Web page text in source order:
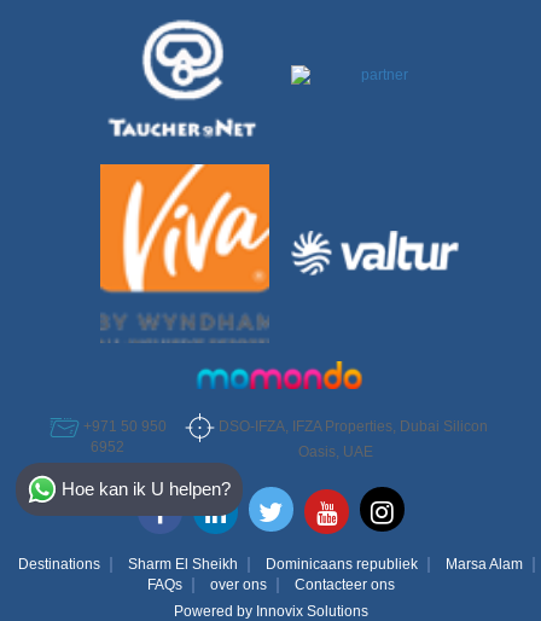
+971 50 950
6952
DSO-IFZA, IFZA Properties, Dubai Silicon
Oasis, UAE
Destinations Sharm El Sheikh Dominicaans republiek
Marsa Alam
FAQs
over ons
Contacteer ons
Powered by Innovix Solutions
Hoe kan ik U helpen?
Select Destination
Bahamas